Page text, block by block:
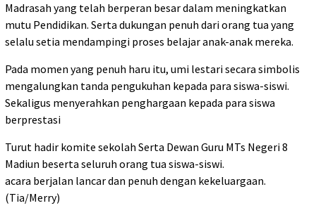
Madrasah yang telah berperan besar dalam meningkatkan
mutu Pendidikan. Serta dukungan penuh dari orang tua yang
selalu setia mendampingi proses belajar anak-anak mereka.
Pada momen yang penuh haru itu, umi lestari secara simbolis
mengalungkan tanda pengukuhan kepada para siswa-siswi.
Sekaligus menyerahkan penghargaan kepada para siswa
berprestasi
Turut hadir komite sekolah Serta Dewan Guru MTs Negeri 8
Madiun beserta seluruh orang tua siswa-siswi.
acara berjalan lancar dan penuh dengan kekeluargaan.
(Tia/Merry)